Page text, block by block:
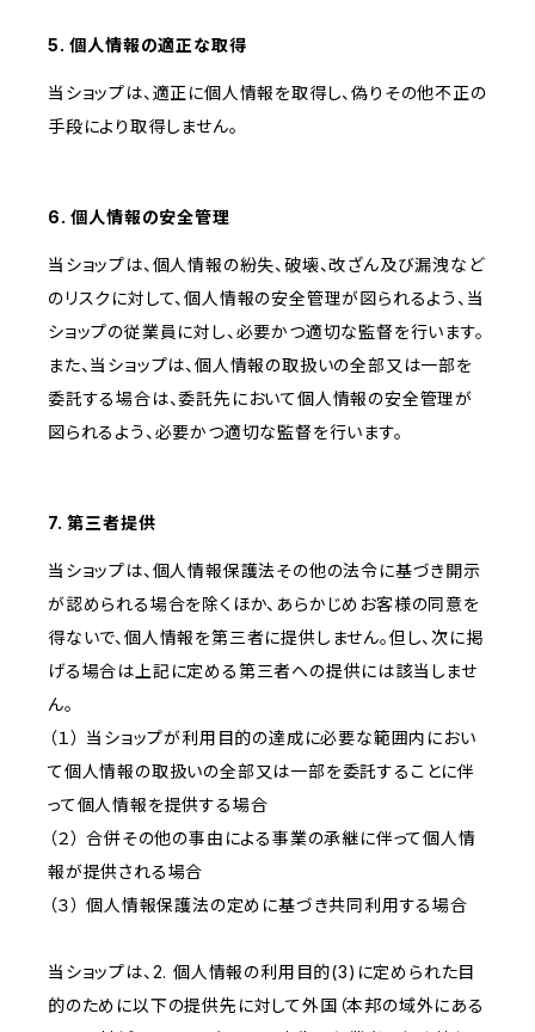
5. 個人情報の適正な取得
当ショップは、適正に個人情報を取得し、偽りその他不正の
手段により取得しません。
6. 個人情報の安全管理
当ショップは、個人情報の紛失、破壊、改ざん及び漏洩など
のリスクに対して、個人情報の安全管理が図られるよう、当
ショップの従業員に対し、必要かつ適切な監督を行います。
また、当ショップは、個人情報の取扱いの全部又は一部を
委託する場合は、委託先において個人情報の安全管理が
図られるよう、必要かつ適切な監督を行います。
7. 第三者提供
当ショップは、個人情報保護法その他の法令に基づき開示
が認められる場合を除くほか、あらかじめお客様の同意を
得ないで、個人情報を第三者に提供しません。但し、次に掲
げる場合は上記に定める第三者への提供には該当しませ
ん。
（１） 当ショップが利用目的の達成に必要な範囲内におい
て個人情報の取扱いの全部又は一部を委託することに伴
って個人情報を提供する場合
（２） 合併その他の事由による事業の承継に伴って個人情
報が提供される場合
（３） 個人情報保護法の定めに基づき共同利用する場合
当ショップは、2. 個人情報の利用目的(3)に定められた目
的のために以下の提供先に対して外国（本邦の域外にある